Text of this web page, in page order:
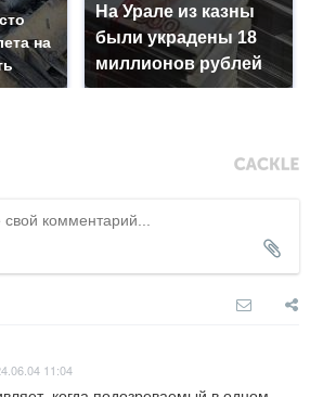
на
На Урале из казны
были украдены 18
миллионов рублей
11:04